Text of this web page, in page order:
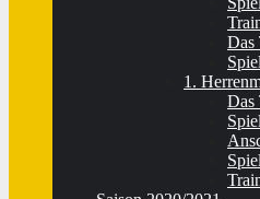
Das
1.
Das